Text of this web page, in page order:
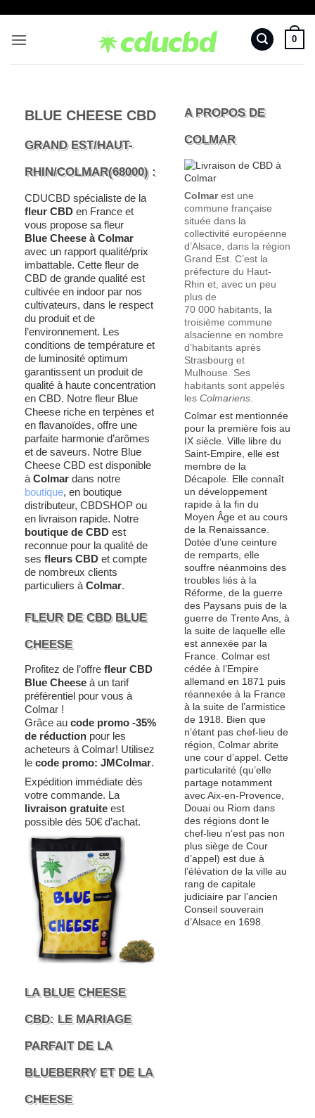
contenu
0
BLUE CHEESE CBD
GRAND EST/HAUT-
RHIN/COLMAR(68000) :
CDUCBD spécialiste de la
fleur CBD en France et
vous propose sa fleur
Blue Cheese à Colmar
avec un rapport qualité/prix
imbattable. Cette fleur de
CBD de grande qualité est
cultivée en indoor par nos
cultivateurs, dans le respect
du produit et de
l’environnement. Les
conditions de température et
de luminosité optimum
garantissent un produit de
qualité à haute concentration
en CBD. Notre fleur Blue
Cheese riche en terpènes et
en flavanoïdes, offre une
parfaite harmonie d’arômes
et de saveurs. Notre Blue
Cheese CBD est disponible
à Colmar dans notre
boutique, en boutique
distributeur, CBDSHOP ou
en livraison rapide. Notre
boutique de CBD est
reconnue pour la qualité de
ses fleurs CBD et compte
de nombreux clients
particuliers à Colmar.
FLEUR DE CBD BLUE
CHEESE
Profitez de l’offre fleur CBD
Blue Cheese à un tarif
préférentiel pour vous à
Colmar !
Grâce au code promo -35%
de réduction pour les
acheteurs à Colmar! Utilisez
le code promo: JMColmar.
Expédition immédiate dès
votre commande. La
livraison gratuite est
possible dès 50€ d’achat.
LA BLUE CHEESE
CBD: LE MARIAGE
PARFAIT DE LA
BLUEBERRY ET DE LA
CHEESE
A PROPOS DE
COLMAR
Colmarest une
commune française
située dans la
collectivité européenne
d’Alsace, dans la région
Grand Est. C’est la
préfecture du Haut-
Rhin et, avec un peu
plus de
70 000 habitants, la
troisième commune
alsacienne en nombre
d’habitants après
Strasbourg et
Mulhouse. Ses
habitants sont appelés
les Colmariens
Colmar est mentionnée
pour la première fois au
IX siècle. Ville libre du
Saint-Empire, elle est
membre de la
Décapole. Elle connaît
un développement
rapide à la fin du
Moyen Âge et au cours
de la Renaissance.
Dotée d’une ceinture
de remparts, elle
souffre néanmoins des
troubles liés à la
Réforme, de la guerre
des Paysans puis de la
guerre de Trente Ans, à
la suite de laquelle elle
est annexée par la
France. Colmar est
cédée à l’Empire
allemand en 1871 puis
réannexée à la France
à la suite de l’armistice
de 1918. Bien que
n’étant pas chef-lieu de
région, Colmar abrite
une cour d’appel. Cette
particularité (qu’elle
partage notamment
avec Aix-en-Provence,
Douai ou Riom dans
des régions dont le
chef-lieu n’est pas non
plus siège de Cour
d’appel) est due à
l’élévation de la ville au
rang de capitale
judiciaire par l’ancien
Conseil souverain
d’Alsace en 1698.